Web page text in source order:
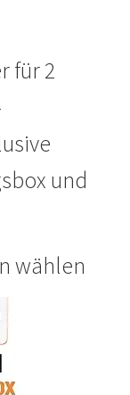
für 2
und
wählen